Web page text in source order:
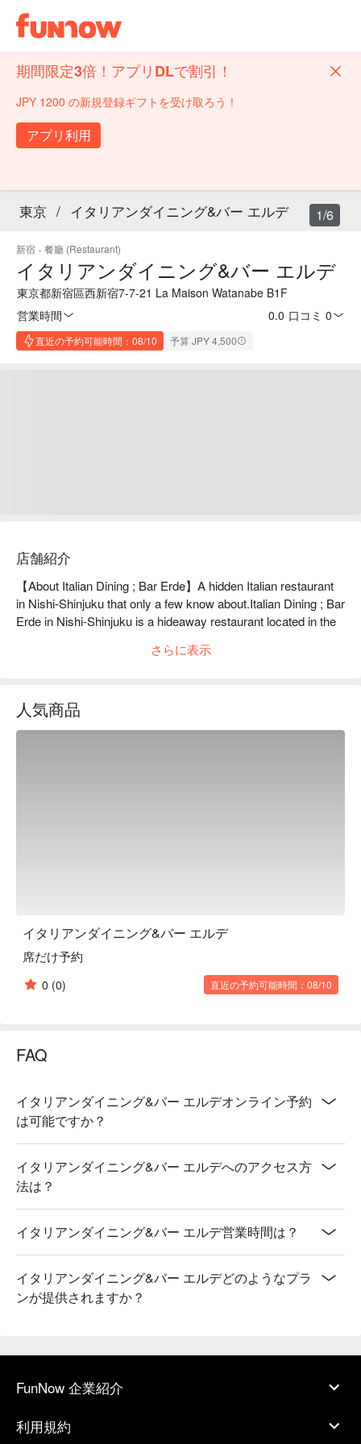
期間限定3倍！アプリDLで割引！
JPY 1200 の新規登録ギフトを受け取ろう！
アプリ利用
東京 / イタリアンダイニング&バー エルデ
新宿 · 餐廳 (Restaurant)
イタリアンダイニング&バー エルデ
東京都新宿區西新宿7-7-21 La Maison Watanabe B1F
営業時間
0.0 口コミ 0
直近の予約可能時間：08/10 予算 JPY 4,500
1/6
店舗紹介
【About Italian Dining ; Bar Erde】A hidden Italian restaurant
in Nishi-Shinjuku that only a few know about.Italian Dining ; Bar
Erde in Nishi-Shinjuku is a hideaway restaurant located in the
luxurious yet relaxing space. What makes this restaurant
fish from some of the country's leading ranches and seasonal
vegetables, without destroying the original nutrients of the
さらに表示
人気商品
イタリアンダイニング&バー エルデ
席だけ予約
0 (0) 直近の予約可能時間：08/10
FAQ
イタリアンダイニング&バー エルデオンライン予約
は可能ですか？
イタリアンダイニング&バー エルデへのアクセス方
法は？
イタリアンダイニング&バー エルデ営業時間は？
イタリアンダイニング&バー エルデどのようなプラ
ンが提供されますか？
FunNow 企業紹介
利用規約